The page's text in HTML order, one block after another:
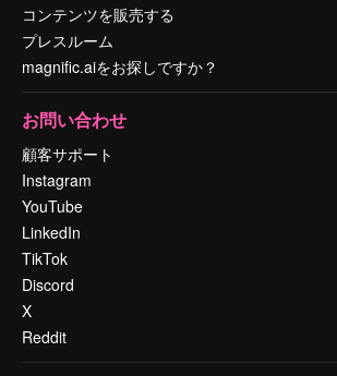
コンテンツを販売する
プレスルーム
magnific.aiをお探しですか？
お問い合わせ
顧客サポート
Instagram
YouTube
LinkedIn
TikTok
Discord
X
Reddit